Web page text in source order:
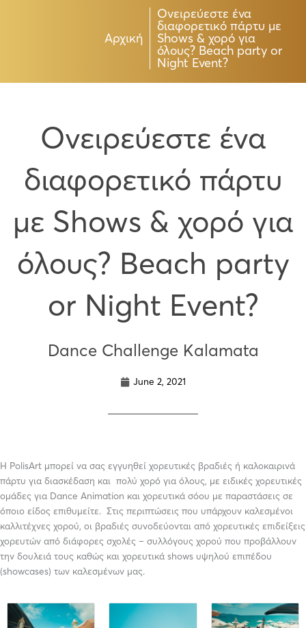
Αρχική
Ονειρεύεστε ένα
διαφορετικό πάρτυ με
Shows & χορό για
όλους? Beach party or
Night Event?
Ονειρεύεστε ένα
διαφορετικό πάρτυ
με Shows & χορό για
όλους? Beach party
or Night Event?
Dance Challenge Kalamata
June 2, 2021
Η PolisArt μπορεί να σας εγγυηθεί χορευτικές βραδιές ή καλοκαιρινά
πάρτυ για διασκέδαση και πολύ χορό για όλους, με ειδικές χορευτικές
ομάδες για Dance Animation και χορευτικά σόου με παραστάσεις σε
όποιο είδος επιθυμείτε. Στις περιπτώσεις που υπάρχουν καλεσμένοι
καλλιτέχνες χορού, οι βραδιές συνοδεύονται από χορευτικές επιδείξεις
χορευτών από διάφορες σχολές – συλλόγους χορού που προβάλλουν
την δουλειά τους καθώς και χορευτικά shows υψηλού επιπέδου
(showcases) των καλεσμένων μας.